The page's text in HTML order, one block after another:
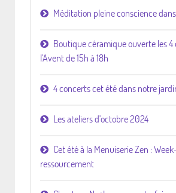
Méditation pleine conscience
Boutique céramique ouverte les
l'Avent de 15h à 18h
4 concerts cet été dans notre
Les ateliers d'octobre 2024
Cet été à la Menuiserie Zen :
ressourcement